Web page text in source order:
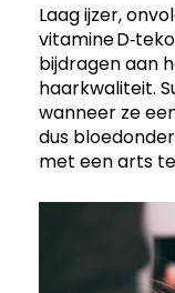
Laag ijzer,
vitamine
bijdragen aan
haarkwaliteit.
wanneer ze
dus
met een arts